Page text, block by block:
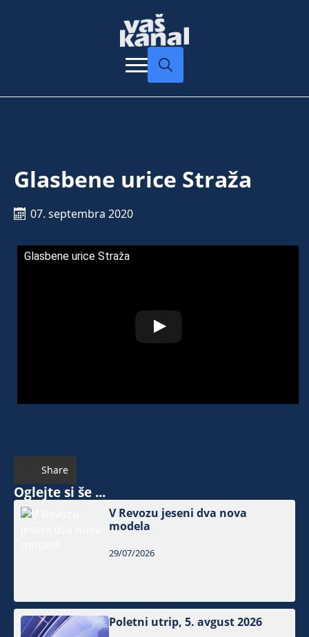
Glasbene urice Straža
07. septembra 2020
Glasbene urice Straža
Share
Oglejte si še ...
V Revozu jeseni dva nova
modela
29/07/2026
Poletni utrip, 5. avgust 2026